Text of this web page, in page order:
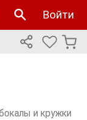
работы
сайтом
Войти
и кружки